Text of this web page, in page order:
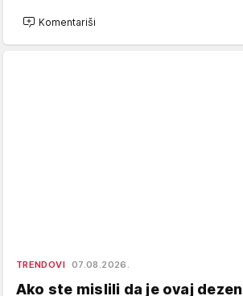
Komentariši
TRENDOVI 07.08.2026.
Ako ste mislili da je ovaj